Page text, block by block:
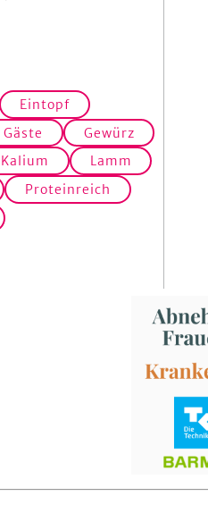
Eintopf
Gäste
Gewürz
Kalium
Lamm
Proteinreich